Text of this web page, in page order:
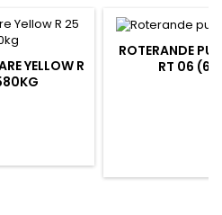
YELLOW R
ROTERANDE
RT 06 (6